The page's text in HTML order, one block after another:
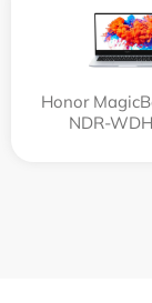
Honor
NDR-